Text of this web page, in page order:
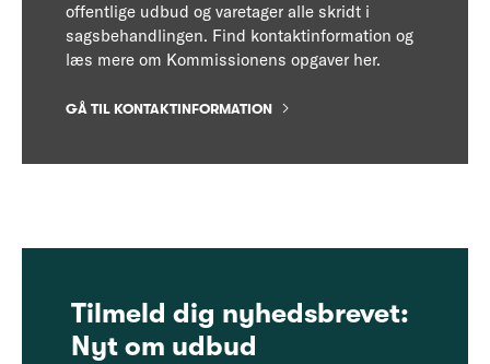
offentlige udbud og varetager alle skridt i
sagsbehandlingen. Find kontaktinformation og
læs mere om Kommissionens opgaver her.
GÅ TIL KONTAKTINFORMATION
Tilmeld dig nyhedsbrevet:
Nyt om udbud